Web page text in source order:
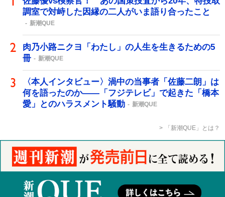
調室で対峙した因縁の二人がいま語り合ったこと
新潮QUE
肉乃小路ニクヨ「わたし」の人生を生きるための5
冊
新潮QUE
〈本人インタビュー〉渦中の当事者「佐藤二朗」は
何を語ったのか――「フジテレビ」で起きた「橋本
愛」とのハラスメント騒動
新潮QUE
「新潮QUE」とは？